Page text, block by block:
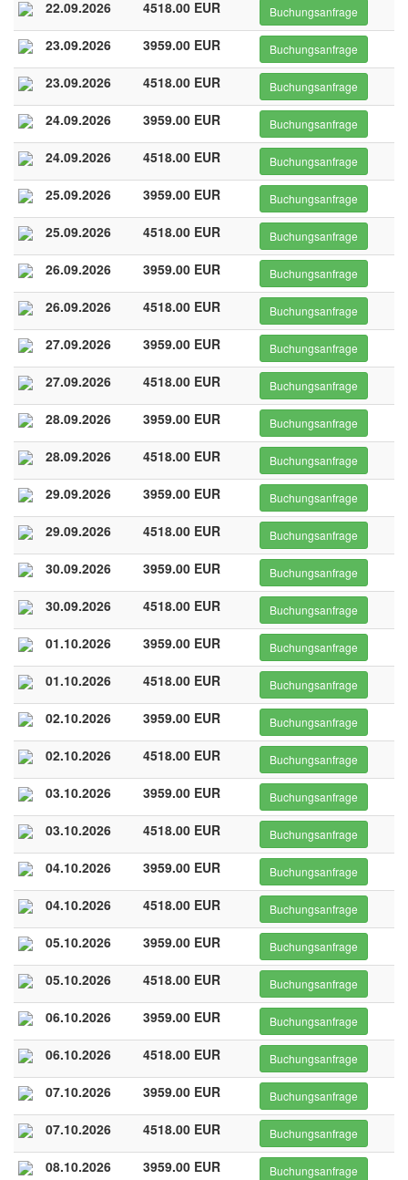
22.09.2026 4518.00 EUR Buchungsanfrage
23.09.2026 3959.00 EUR Buchungsanfrage
23.09.2026 4518.00 EUR Buchungsanfrage
24.09.2026 3959.00 EUR Buchungsanfrage
24.09.2026 4518.00 EUR Buchungsanfrage
25.09.2026 3959.00 EUR Buchungsanfrage
25.09.2026 4518.00 EUR Buchungsanfrage
26.09.2026 3959.00 EUR Buchungsanfrage
26.09.2026 4518.00 EUR Buchungsanfrage
27.09.2026 3959.00 EUR Buchungsanfrage
27.09.2026 4518.00 EUR Buchungsanfrage
28.09.2026 3959.00 EUR Buchungsanfrage
28.09.2026 4518.00 EUR Buchungsanfrage
29.09.2026 3959.00 EUR Buchungsanfrage
29.09.2026 4518.00 EUR Buchungsanfrage
30.09.2026 3959.00 EUR Buchungsanfrage
30.09.2026 4518.00 EUR Buchungsanfrage
01.10.2026 3959.00 EUR Buchungsanfrage
01.10.2026 4518.00 EUR Buchungsanfrage
02.10.2026 3959.00 EUR Buchungsanfrage
02.10.2026 4518.00 EUR Buchungsanfrage
03.10.2026 3959.00 EUR Buchungsanfrage
03.10.2026 4518.00 EUR Buchungsanfrage
04.10.2026 3959.00 EUR Buchungsanfrage
04.10.2026 4518.00 EUR Buchungsanfrage
05.10.2026 3959.00 EUR Buchungsanfrage
05.10.2026 4518.00 EUR Buchungsanfrage
06.10.2026 3959.00 EUR Buchungsanfrage
06.10.2026 4518.00 EUR Buchungsanfrage
07.10.2026 3959.00 EUR Buchungsanfrage
07.10.2026 4518.00 EUR Buchungsanfrage
08.10.2026 3959.00 EUR Buchungsanfrage